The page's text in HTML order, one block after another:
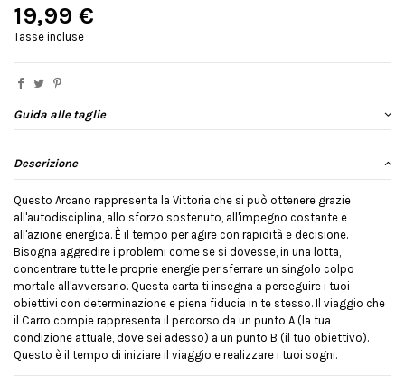
19,99 €
Tasse incluse
Guida alle taglie
Descrizione
Questo Arcano rappresenta la Vittoria che si può ottenere grazie
all'autodisciplina, allo sforzo sostenuto, all'impegno costante e
all'azione energica. È il tempo per agire con rapidità e decisione.
Bisogna aggredire i problemi come se si dovesse, in una lotta,
concentrare tutte le proprie energie per sferrare un singolo colpo
mortale all'avversario. Questa carta ti insegna a perseguire i tuoi
obiettivi con determinazione e piena fiducia in te stesso. Il viaggio che
il Carro compie rappresenta il percorso da un punto A (la tua
condizione attuale, dove sei adesso) a un punto B (il tuo obiettivo).
Questo è il tempo di iniziare il viaggio e realizzare i tuoi sogni.